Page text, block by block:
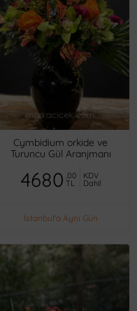
Cymbidium orkide ve
Turuncu Gül Aranjmanı
4680 ,00
TL
KDV
Dahil
İstanbul'a Aynı Gün